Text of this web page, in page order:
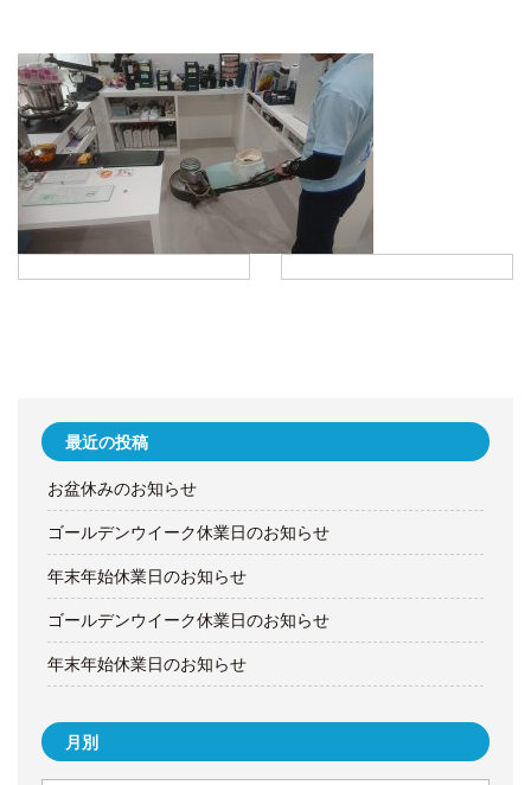
最近の投稿
お盆休みのお知らせ
ゴールデンウイーク休業日のお知らせ
年末年始休業日のお知らせ
ゴールデンウイーク休業日のお知らせ
年末年始休業日のお知らせ
月別